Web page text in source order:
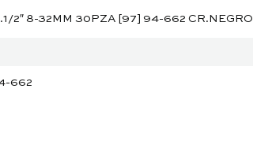
2″ 8-32MM 30PZA [97] 94-662 CR.NEGRO
662